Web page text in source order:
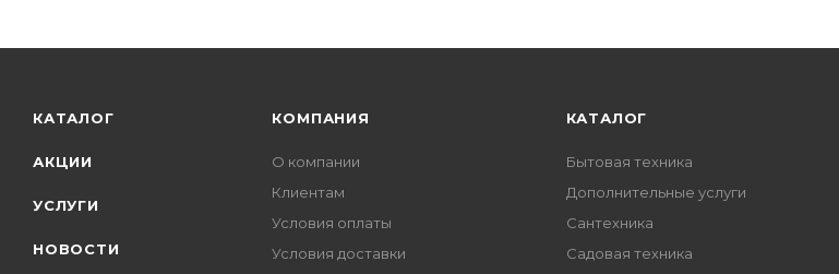
КАТАЛОГ
АКЦИИ
УСЛУГИ
НОВОСТИ
КОМПАНИЯ
О компании
Клиентам
Условия оплаты
Условия доставки
КАТАЛОГ
Бытовая техника
Дополнительные услуги
Сантехника
Садовая техника